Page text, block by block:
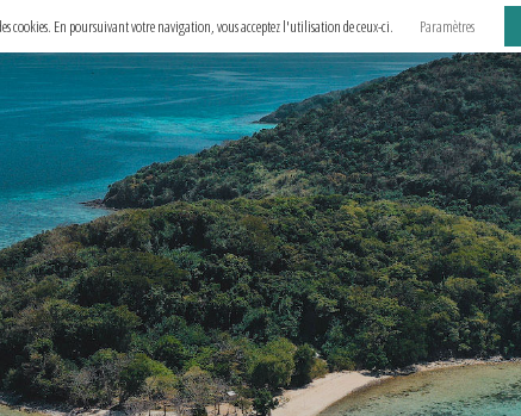
cookies. En poursuivant votre navigation, vous acceptez l'utilisation de ceux-ci. Paramètres